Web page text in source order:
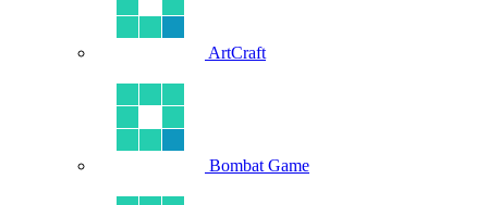
ArtCraft
Bombat Game